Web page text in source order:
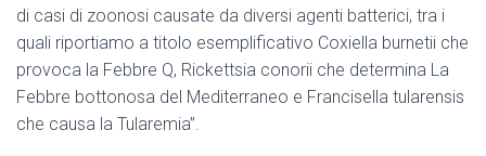
di casi di zoonosi causate da diversi agenti batterici, tra i
quali riportiamo a titolo esemplificativo Coxiella burnetii che
provoca la Febbre Q, Rickettsia conorii che determina La
Febbre bottonosa del Mediterraneo e Francisella tularensis
che causa la Tularemia”.